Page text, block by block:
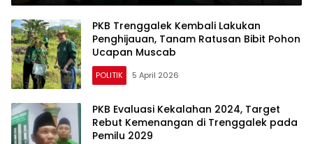
PKB Trenggalek Kembali Lakukan
Penghijauan, Tanam Ratusan Bibit Pohon
Ucapan Muscab
POLITIK 5 April 2026
PKB Evaluasi Kekalahan 2024, Target
Rebut Kemenangan di Trenggalek pada
Pemilu 2029